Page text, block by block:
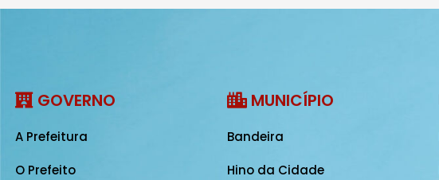
GOVERNO
A Prefeitura
O Prefeito
MUNICÍPIO
Bandeira
Hino da Cidade